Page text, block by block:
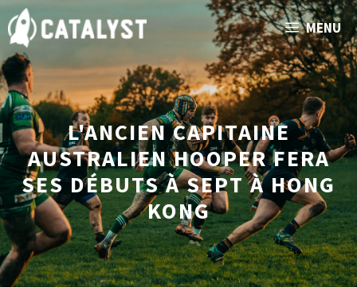
Aller
au
contenu
MENU
L'ANCIEN CAPITAINE
AUSTRALIEN HOOPER FERA
SES DÉBUTS À SEPT À HONG
KONG